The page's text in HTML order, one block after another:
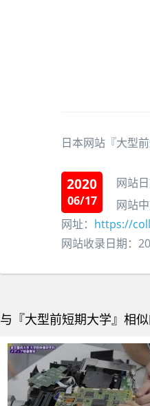
日本网站『大型
2020
06/17
网站日
网站
网址： https://
网站收录日期：
与『大型前短期大学』相